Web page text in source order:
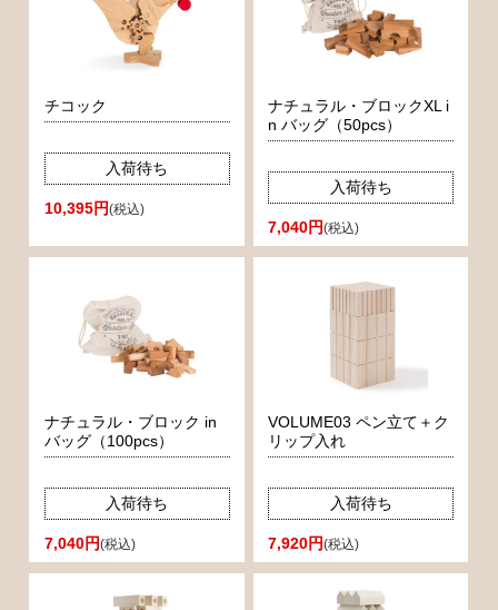
チコック
入荷待ち
10,395円(税込)
ナチュラル・ブロックXL i
n バッグ（50pcs）
入荷待ち
7,040円(税込)
ナチュラル・ブロック in
バッグ（100pcs）
入荷待ち
7,040円(税込)
VOLUME03 ペン立て＋ク
リップ入れ
入荷待ち
7,920円(税込)